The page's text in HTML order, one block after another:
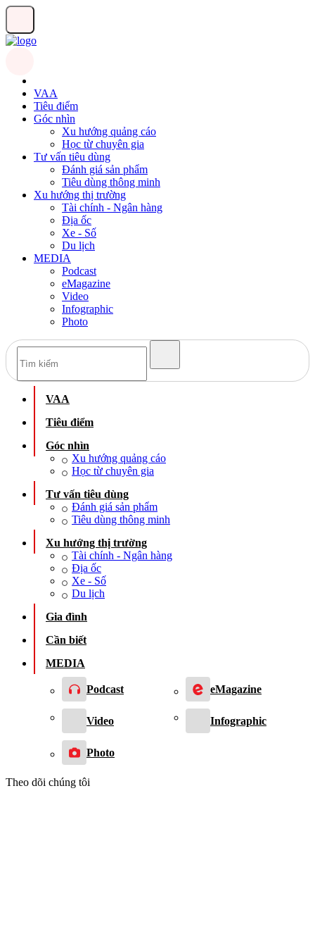
VAA
Tiêu điểm
Góc nhìn
Xu hướng quảng cáo
Học từ chuyên gia
Tư vấn tiêu dùng
Đánh giá sản phẩm
Tiêu dùng thông minh
Xu hướng thị trường
Tài chính - Ngân hàng
Địa ốc
Xe - Số
Du lịch
MEDIA
Podcast
eMagazine
Video
Infographic
Photo
VAA
Tiêu điểm
Góc nhìn
Xu hướng quảng cáo
Học từ chuyên gia
Tư vấn tiêu dùng
Đánh giá sản phẩm
Tiêu dùng thông minh
Xu hướng thị trường
Tài chính - Ngân hàng
Địa ốc
Xe - Số
Du lịch
Gia đình
Cần biết
MEDIA
Podcast eMagazine
Video Infographic
Photo
Theo dõi chúng tôi